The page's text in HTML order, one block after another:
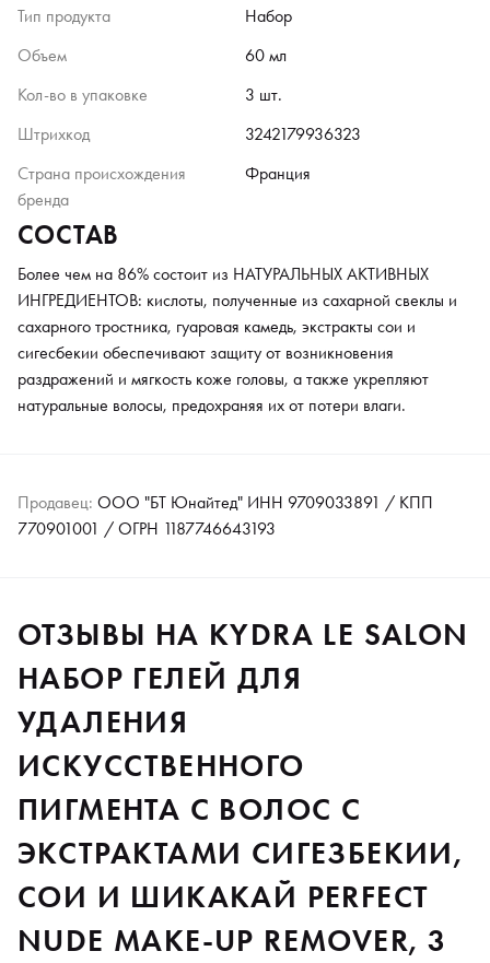
Тип продукта
Набор
Объем
60 мл
Кол-во в упаковке
3 шт.
Штрихкод
3242179936323
Страна происхождения
бренда
Франция
СОСТАВ
Более чем на 86% состоит из НАТУРАЛЬНЫХ АКТИВНЫХ
ИНГРЕДИЕНТОВ: кислоты, полученные из сахарной свеклы и
сахарного тростника, гуаровая камедь, экстракты сои и
сигесбекии обеспечивают защиту от возникновения
раздражений и мягкость коже головы, а также укрепляют
натуральные волосы, предохраняя их от потери влаги.
Продавец: ООО "БТ Юнайтед" ИНН 9709033891 / КПП
770901001 / ОГРН 1187746643193
ОТЗЫВЫ НА KYDRA LE SALON
НАБОР ГЕЛЕЙ ДЛЯ
УДАЛЕНИЯ
ИСКУССТВЕННОГО
ПИГМЕНТА С ВОЛОС С
ЭКСТРАКТАМИ СИГЕЗБЕКИИ,
СОИ И ШИКАКАЙ PERFECT
NUDE MAKE-UP REMOVER, 3